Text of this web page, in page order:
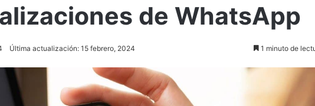
de WhatsApp
Última actualización: 15 febrero, 2024 1 minuto de